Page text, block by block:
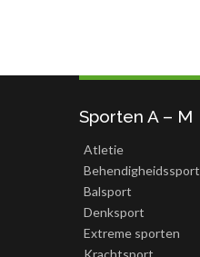
Sporten A – M
Atletie
Behendigheidssport
Balsport
Denksport
Extreme sporten
Krachtsport